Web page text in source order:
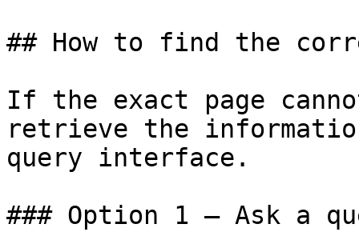
## How to find the
If the exact page
retrieve the
query interface.
### Option 1 — Ask a